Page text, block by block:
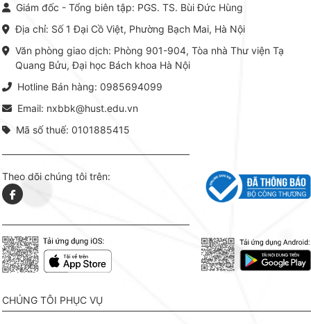
thuật thực hành -> Ứng dụng
khoa Hà Nội ấn hành cả hai
lý. Các
Giám đốc - Tổng biên tập: PGS. TS. Bùi Đức Hùng
Địa chỉ: Số 1 Đại Cồ Việt, Phường Bạch Mai, Hà Nội
Văn phòng giao dịch: Phòng 901-904, Tòa nhà Thư viện Tạ
Quang Bửu, Đại học Bách khoa Hà Nội
Hotline Bán hàng: 0985694099
Email: nxbbk@hust.edu.vn
Mã số thuế: 0101885415
Theo dõi chúng tôi trên:
CHÚNG TÔI PHỤC VỤ